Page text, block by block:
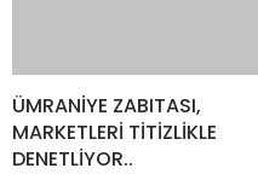
ÜMRANİYE ZABITASI,
MARKETLERİ TİTİZLİKLE
DENETLİYOR..